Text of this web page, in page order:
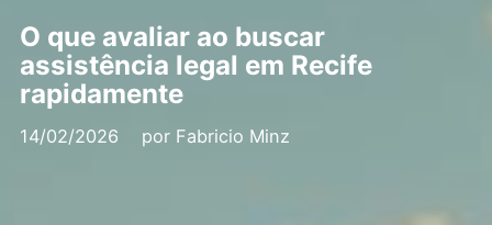
O que avaliar ao buscar
assistência legal em Recife
rapidamente
14/02/2026 por Fabricio Minz